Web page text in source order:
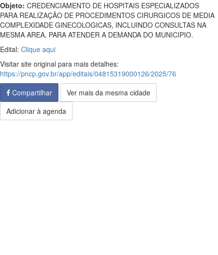
Objeto: CREDENCIAMENTO DE HOSPITAIS ESPECIALIZADOS
PARA REALIZAÇÃO DE PROCEDIMENTOS CIRURGICOS DE MEDIA
COMPLEXIDADE GINECOLOGICAS, INCLUINDO CONSULTAS NA
MESMA AREA, PARA ATENDER A DEMANDA DO MUNICIPIO.
Edital: Clique aqui
Visitar site original para mais detalhes:
https://pncp.gov.br/app/editais/04815319000126/2025/76
Compartilhar
Ver mais da mesma cidade
Adicionar à agenda